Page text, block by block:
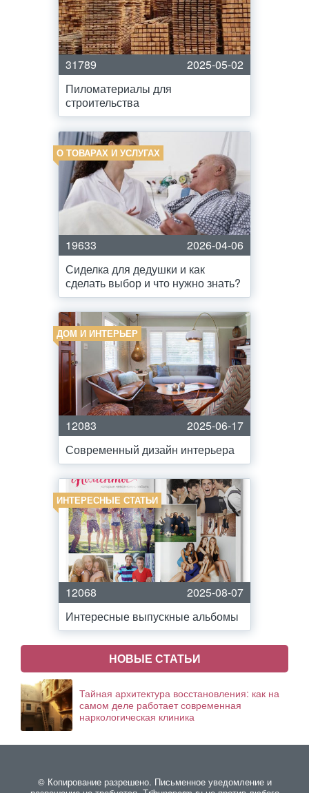
31789
2025-05-02
Пиломатериалы для
строительства
О ТОВАРАХ И УСЛУГАХ
19633
2026-04-06
Сиделка для дедушки и как
сделать выбор и что нужно знать?
ДОМ И ИНТЕРЬЕР
12083
2025-06-17
Современный дизайн интерьера
ИНТЕРЕСНЫЕ СТАТЬИ
12068
2025-08-07
Интересные выпускные альбомы
НОВЫЕ СТАТЬИ
Тайная архитектура восстановления: как на
самом деле работает современная
наркологическая клиника
© Копирование разрешено. Письменное уведомление и